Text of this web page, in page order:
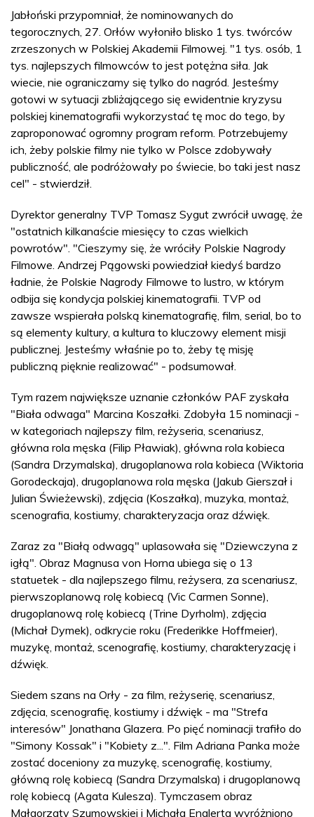
Jabłoński przypomniał, że nominowanych do
tegorocznych, 27. Orłów wyłoniło blisko 1 tys. twórców
zrzeszonych w Polskiej Akademii Filmowej. "1 tys. osób, 1
tys. najlepszych filmowców to jest potężna siła. Jak
wiecie, nie ograniczamy się tylko do nagród. Jesteśmy
gotowi w sytuacji zbliżającego się ewidentnie kryzysu
polskiej kinematografii wykorzystać tę moc do tego, by
zaproponować ogromny program reform. Potrzebujemy
ich, żeby polskie filmy nie tylko w Polsce zdobywały
publiczność, ale podróżowały po świecie, bo taki jest nasz
cel" - stwierdził.
Dyrektor generalny TVP Tomasz Sygut zwrócił uwagę, że
"ostatnich kilkanaście miesięcy to czas wielkich
powrotów". "Cieszymy się, że wróciły Polskie Nagrody
Filmowe. Andrzej Pągowski powiedział kiedyś bardzo
ładnie, że Polskie Nagrody Filmowe to lustro, w którym
odbija się kondycja polskiej kinematografii. TVP od
zawsze wspierała polską kinematografię, film, serial, bo to
są elementy kultury, a kultura to kluczowy element misji
publicznej. Jesteśmy właśnie po to, żeby tę misję
publiczną pięknie realizować" - podsumował.
Tym razem największe uznanie członków PAF zyskała
"Biała odwaga" Marcina Koszałki. Zdobyła 15 nominacji -
w kategoriach najlepszy film, reżyseria, scenariusz,
główna rola męska (Filip Pławiak), główna rola kobieca
(Sandra Drzymalska), drugoplanowa rola kobieca (Wiktoria
Gorodeckaja), drugoplanowa rola męska (Jakub Gierszał i
Julian Świeżewski), zdjęcia (Koszałka), muzyka, montaż,
scenografia, kostiumy, charakteryzacja oraz dźwięk.
Zaraz za "Białą odwagą" uplasowała się "Dziewczyna z
igłą". Obraz Magnusa von Horna ubiega się o 13
statuetek - dla najlepszego filmu, reżysera, za scenariusz,
pierwszoplanową rolę kobiecą (Vic Carmen Sonne),
drugoplanową rolę kobiecą (Trine Dyrholm), zdjęcia
(Michał Dymek), odkrycie roku (Frederikke Hoffmeier),
muzykę, montaż, scenografię, kostiumy, charakteryzację i
dźwięk.
Siedem szans na Orły - za film, reżyserię, scenariusz,
zdjęcia, scenografię, kostiumy i dźwięk - ma "Strefa
interesów" Jonathana Glazera. Po pięć nominacji trafiło do
"Simony Kossak" i "Kobiety z...". Film Adriana Panka może
zostać doceniony za muzykę, scenografię, kostiumy,
główną rolę kobiecą (Sandra Drzymalska) i drugoplanową
rolę kobiecą (Agata Kulesza). Tymczasem obraz
Małgorzaty Szumowskiej i Michała Englerta wyróżniono